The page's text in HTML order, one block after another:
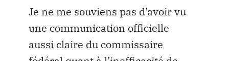
Je ne me souviens pas d’avoir vu
une communication officielle
aussi claire du commissaire